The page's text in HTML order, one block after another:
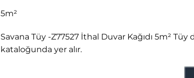
5m²
Savana Tüy -Z77527 İthal Duvar Kağıdı 5m²
kataloğunda yer alır.